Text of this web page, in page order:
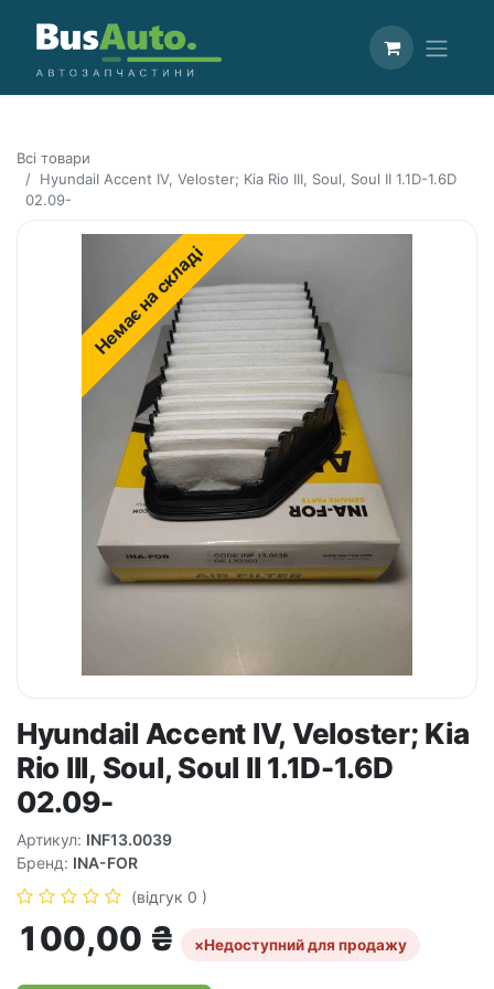
Всі товари
HyundaiI Accent IV, Veloster; Kia Rio III, Soul, Soul II 1.1D-1.6D
02.09-
Немає на складі
HyundaiI Accent IV, Veloster; Kia
Rio III, Soul, Soul II 1.1D-1.6D
02.09-
Артикул: INF13.0039
Бренд: INA-FOR
(відгук 0 )
100,00 ₴ ×Недоступний для продажу